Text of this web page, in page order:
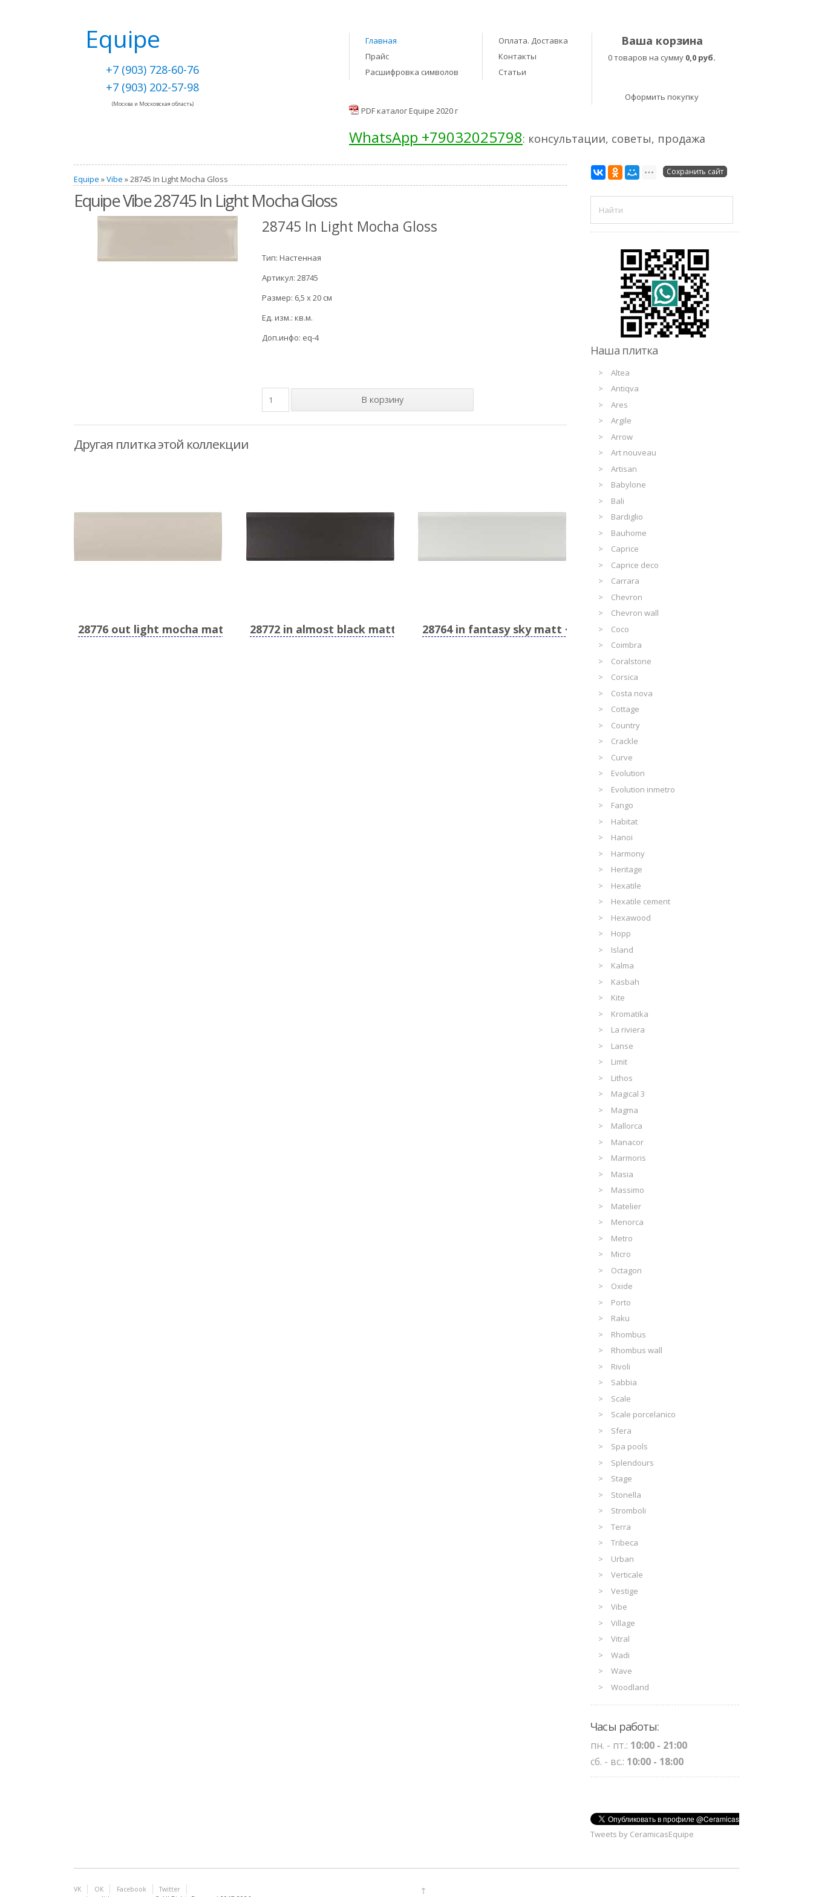
Equipe
+7 (903) 728-60-76
+7 (903) 202-57-98
(Москва и Московская область)
Главная
Прайс
Расшифровка символов
Оплата. Доставка
Контакты
Статьи
Ваша корзина
0 товаров на сумму 0,0 руб.
Оформить покупку
PDF каталог Equipe 2020 г
WhatsApp +79032025798: консультации, советы, продажа
Equipe »Vibe » 28745 In Light Mocha Gloss
Equipe Vibe 28745 In Light Mocha Gloss
28745 In Light Mocha Gloss
Тип: Настенная
Артикул: 28745
Размер: 6,5 x 20 см
Ед. изм.: кв.м.
Доп.инфо: eq-4
Другая плитка этой коллекции
28776 out light mocha matt 28772 in almost black matt 28764 in fantasy sky matt
Сохранить сайт
Наша плитка
Altea
Antiqva
Ares
Argile
Arrow
Art nouveau
Artisan
Babylone
Bali
Bardiglio
Bauhome
Caprice
Caprice deco
Carrara
Chevron
Chevron wall
Coco
Coimbra
Coralstone
Corsica
Costa nova
Cottage
Country
Crackle
Curve
Evolution
Evolution inmetro
Fango
Habitat
Hanoi
Harmony
Heritage
Hexatile
Hexatile cement
Hexawood
Hopp
Island
Kalma
Kasbah
Kite
Kromatika
La riviera
Lanse
Limit
Lithos
Magical 3
Magma
Mallorca
Manacor
Marmoris
Masia
Massimo
Matelier
Menorca
Metro
Micro
Octagon
Oxide
Porto
Raku
Rhombus
Rhombus wall
Rivoli
Sabbia
Scale
Scale porcelanico
Sfera
Spa pools
Splendours
Stage
Stonella
Stromboli
Terra
Tribeca
Urban
Verticale
Vestige
Vibe
Village
Vitral
Wadi
Wave
Woodland
Часы работы:
пн. - пт.: 10:00 - 21:00
сб. - вс.: 10:00 - 18:00
Tweets by CeramicasEquipe
VK ОК Facebook
Twitter
↑